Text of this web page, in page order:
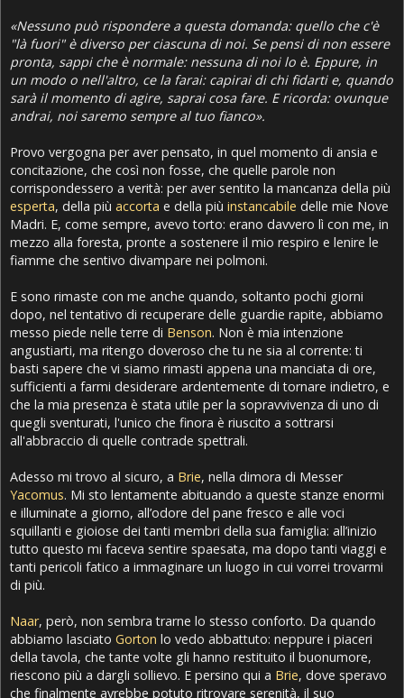
«Nessuno può rispondere a questa domanda: quello che c'è
"là fuori" è diverso per ciascuna di noi. Se pensi di non essere
pronta, sappi che è normale: nessuna di noi lo è. Eppure, in
un modo o nell'altro, ce la farai: capirai di chi fidarti e, quando
sarà il momento di agire, saprai cosa fare. E ricorda: ovunque
andrai, noi saremo sempre al tuo fianco».
Provo vergogna per aver pensato, in quel momento di ansia e
concitazione, che così non fosse, che quelle parole non
corrispondessero a verità: per aver sentito la mancanza della più
esperta, della più accorta e della più instancabile delle mie Nove
Madri. E, come sempre, avevo torto: erano davvero lì con me, in
mezzo alla foresta, pronte a sostenere il mio respiro e lenire le
fiamme che sentivo divampare nei polmoni.
E sono rimaste con me anche quando, soltanto pochi giorni
dopo, nel tentativo di recuperare delle guardie rapite, abbiamo
messo piede nelle terre di Benson. Non è mia intenzione
angustiarti, ma ritengo doveroso che tu ne sia al corrente: ti
basti sapere che vi siamo rimasti appena una manciata di ore,
sufficienti a farmi desiderare ardentemente di tornare indietro, e
che la mia presenza è stata utile per la sopravvivenza di uno di
quegli sventurati, l'unico che finora è riuscito a sottrarsi
all'abbraccio di quelle contrade spettrali.
Adesso mi trovo al sicuro, a Brie, nella dimora di Messer
Yacomus. Mi sto lentamente abituando a queste stanze enormi
e illuminate a giorno, all’odore del pane fresco e alle voci
squillanti e gioiose dei tanti membri della sua famiglia: all’inizio
tutto questo mi faceva sentire spaesata, ma dopo tanti viaggi e
tanti pericoli fatico a immaginare un luogo in cui vorrei trovarmi
di più.
Naar, però, non sembra trarne lo stesso conforto. Da quando
abbiamo lasciato Gorton lo vedo abbattuto: neppure i piaceri
della tavola, che tante volte gli hanno restituito il buonumore,
riescono più a dargli sollievo. E persino qui a Brie, dove speravo
che finalmente avrebbe potuto ritrovare serenità, il suo